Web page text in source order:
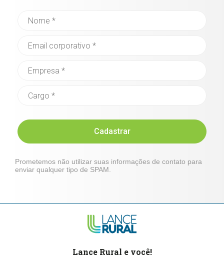
Cadastrar
Prometemos não utilizar suas informações de contato para
enviar qualquer tipo de SPAM.
Lance Rural e você!